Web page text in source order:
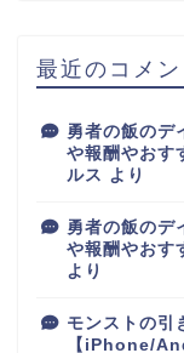
最近のコメン
勇者の飯のデ
や報酬やおす
ルス より
勇者の飯のデ
や報酬やおす
より
モンストの引
【iPhone/